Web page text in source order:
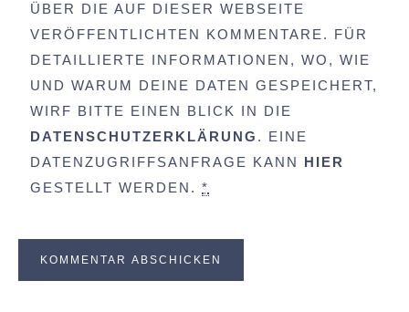
ÜBER DIE AUF DIESER WEBSEITE
VERÖFFENTLICHTEN KOMMENTARE. FÜR
DETAILLIERTE INFORMATIONEN, WO, WIE
UND WARUM DEINE DATEN GESPEICHERT,
WIRF BITTE EINEN BLICK IN DIE
DATENSCHUTZERKLÄRUNG . EINE
DATENZUGRIFFSANFRAGE KANN HIER
GESTELLT WERDEN. *